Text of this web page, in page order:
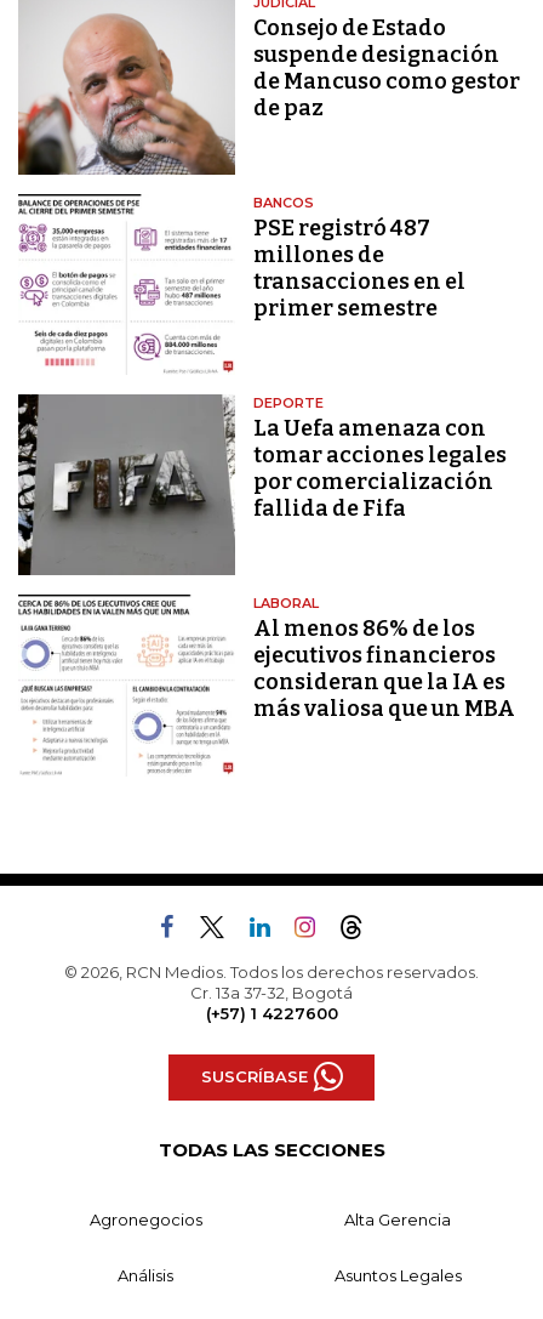
Consejo de Estado
suspende designación
de Mancuso como gestor
de paz
BANCOS
PSE registró 487
millones de
transacciones en el
primer semestre
DEPORTE
La Uefa amenaza con
tomar acciones legales
por comercialización
fallida de Fifa
LABORAL
Al menos 86% de los
ejecutivos financieros
consideran que la IA es
más valiosa que un MBA
© 2026, RCN Medios. Todos los derechos reservados.
Cr. 13a 37-32, Bogotá
(+57) 1 4227600
SUSCRÍBASE
TODAS LAS SECCIONES
Agronegocios Alta Gerencia
Análisis Asuntos Legales